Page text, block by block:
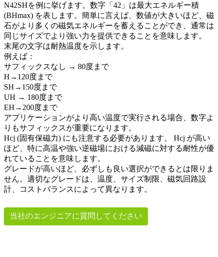
N42SHを例に挙げます。数字「42」は最大エネルギー積
(BHmax) を表します。簡単に言えば、数値が大きいほど、磁
石がより多くの磁気エネルギーを蓄えることができ、通常は
同じサイズでより強い力を提供できることを意味します。
末尾の文字は耐熱温度を示します。
例えば：
サフィックスなし → 80度まで
H→120度まで
SH→150度まで
UH → 180度まで
EH→200度まで
アプリケーションがより高い温度で実行される場合、数字よ
りもサフィックスが重要になります。
Hcj (固有保磁力) にも注意する必要があります。 Hcj が高い
ほど、特に高温や強い逆磁場における減磁に対する耐性が優
れていることを意味します。
グレードが高いほど、必ずしも良い選択ができるとは限りま
せん。適切なグレードは、温度、サイズ制限、磁気回路設
計、コストバランスによって異なります。
当社のエンジニアに質問してください